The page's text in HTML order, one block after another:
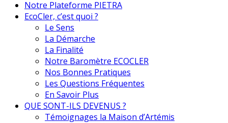
Notre Plateforme PIETRA
EcoCler, c’est quoi ?
Le Sens
La Démarche
La Finalité
Notre Baromètre ECOCLER
Nos Bonnes Pratiques
Les Questions Fréquentes
En Savoir Plus
QUE SONT-ILS DEVENUS ?
Témoignages la Maison d’Artémis